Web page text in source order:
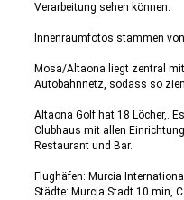
Verarbeitung sehen können.
Innenraumfotos stammen
Mosa/Altaona liegt zentral
Autobahnnetz, sodass so
Altaona Golf hat 18 Löcher,.
Clubhaus mit allen
Restaurant und Bar.
Flughäfen: Murcia
Städte: Murcia Stadt 10 min,